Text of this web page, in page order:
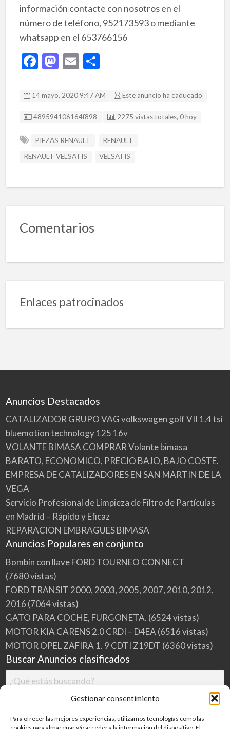
Gestionar consentimiento
Para ofrecer las mejores experiencias, utilizamos tecnologías como las
información contacte con nosotros en el
número de teléfono, 952173593 o mediante
whatsapp en el 653766156
F
e
b
o
k
M
to
d
n
E
ai
l
C
m
p
ti
r
14 mayo, 2020 9:47 AM Este anuncio ha caducado
Listing ID
489594106164f898 2275 vistas totales, 0 hoy
PIEZAS RENAULT
RENAULT
RENAULT VELSATIS
VELSATIS
Comentarios
Enlaces patrocinados
Anuncios Destacados
CATALIZADOR GRUPO VAG volkswagen golf VII 1.4 tsi
bluemotion technology 125 16v
VOLANTE BIMASA COMPRAR Volante bimasa
BARATO, ECONOMICO, PRECIO BAJO, BAJO COSTE.
EMPRESA DE CATALIZADORES EN SAN MARTIN DE LA
VEGA
Servicio Profesional de Limpieza de Filtro de Partículas
en Madrid – Rápido y Eficaz
REPARACION EMBRAGUES BIMASA
Anuncios Populares en conjunto
Bombín con llave FORD TOURNEO CONNECT
(7680 vistas)
FORD TRANSIT 2000, 2003, 2005, 2007, 2010, 2012,
2016 (7064 vistas)
GATO PARA COCHE, FURGONETA. (6524 vistas)
MOTOR KIA CARENS 2.0 CRDI – D4EA (6516 vistas)
MOTOR OPEL ZAFIRA 1. 9 CDTI Z19DT (6360 vistas)
Buscar Anuncios clasificados